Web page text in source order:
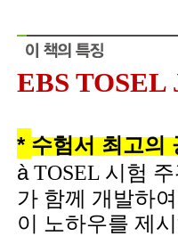
EBS TOSEL
* 수험서 최고의
àTOSEL 시험
가 함께 개발하
이 노하우를 제